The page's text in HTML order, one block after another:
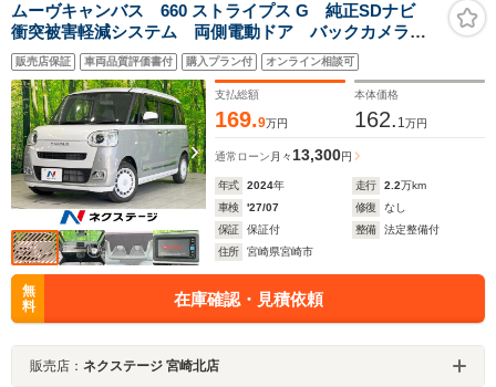
ムーヴキャンバス 660 ストライプス G 純正SDナビ
衝突被害軽減システム 両側電動ドア バックカメラ
ドラレコ スマートキー LEDヘッド ETC コーナ
ーセンサーオートライト オートエアコン Bluetooth
CD
販売店保証 車両品質評価書付 購入プラン付 オンライン相談可
支払総額
169.9万円
本体価格
162. 1万円
通常ローン 月々13,300円
年式 2024年 走行 2.2万km
車検
'27/07 修復
なし
保証
保証付 整備
法定整備付
住所
宮崎県宮崎市
無
料
在庫確認・見積依頼
販売店： ネクステージ 宮崎北店